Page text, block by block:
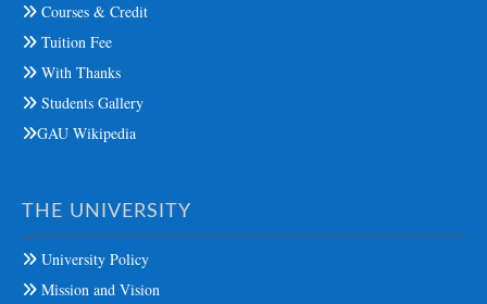
Courses & Credit
Tuition Fee
With Thanks
Students Gallery
GAU Wikipedia
THE UNIVERSITY
University Policy
Mission and Vision